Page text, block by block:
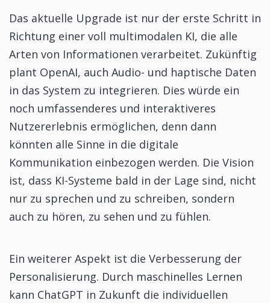
Das aktuelle Upgrade ist nur der erste Schritt in
Richtung einer voll multimodalen KI, die alle
Arten von Informationen verarbeitet. Zukünftig
plant OpenAI, auch Audio- und haptische Daten
in das System zu integrieren. Dies würde ein
noch umfassenderes und interaktiveres
Nutzererlebnis ermöglichen, denn dann
könnten alle Sinne in die digitale
Kommunikation einbezogen werden. Die Vision
ist, dass KI-Systeme bald in der Lage sind, nicht
nur zu sprechen und zu schreiben, sondern
auch zu hören, zu sehen und zu fühlen.
Ein weiterer Aspekt ist die Verbesserung der
Personalisierung. Durch maschinelles Lernen
kann ChatGPT in Zukunft die individuellen